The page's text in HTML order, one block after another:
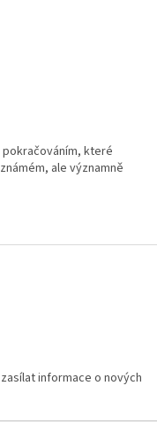
které
ale významně
informace o nových